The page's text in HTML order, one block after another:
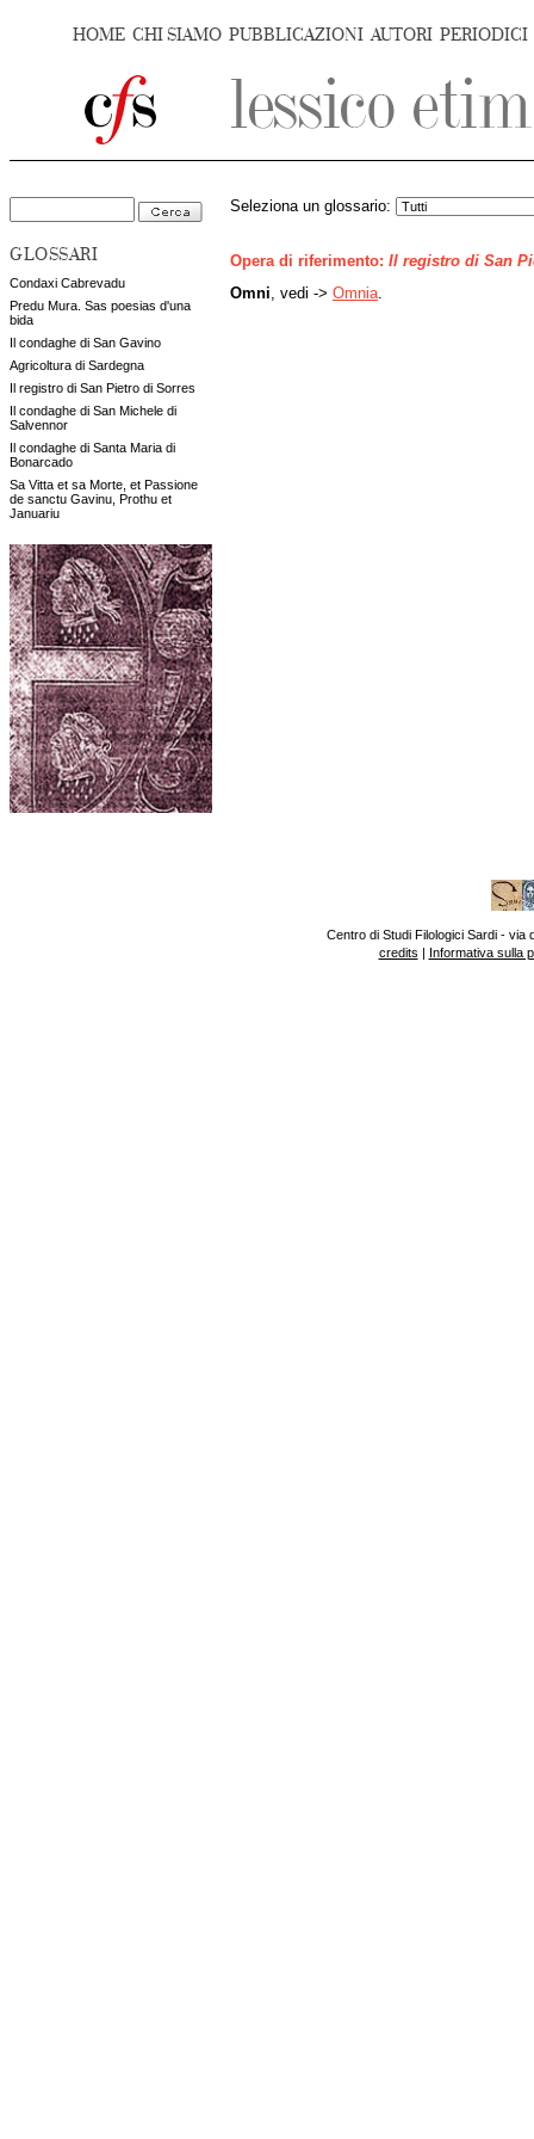
HOME CHI SIAMO PUBBLICAZIONI AUTORI PERIODICI
GLOSSARI
Condaxi Cabrevadu
Predu Mura. Sas poesias d'una
bida
Il condaghe di San Gavino
Agricoltura di Sardegna
Il registro di San Pietro di Sorres
Il condaghe di San Michele di
Salvennor
Il condaghe di Santa Maria di
Bonarcado
Sa Vitta et sa Morte, et Passione
de sanctu Gavinu, Prothu et
Januariu
Seleziona un glossario:
Opera di riferimento: Il registro di San
Omni , vedi -> Omnia
Centro di Studi Filologici Sardi - via
credits | Informativa sulla